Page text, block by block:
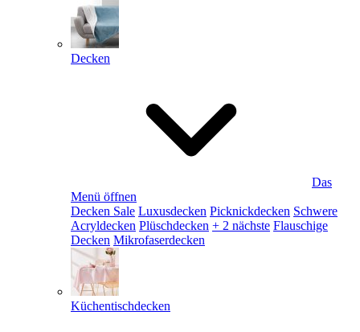
Decken
Das
Menü öffnen
Decken Sale Luxusdecken Picknickdecken Schwere
Acryldecken Plüschdecken + 2 nächste Flauschige
Decken Mikrofaserdecken
Küchentischdecken